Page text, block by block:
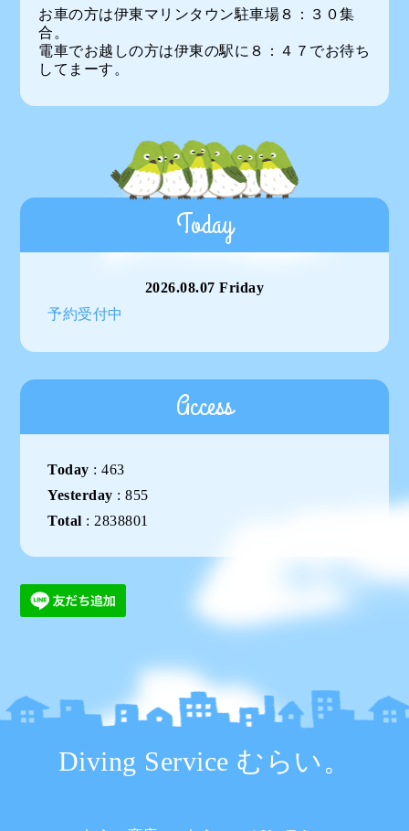
お車の方は伊東マリンタウン駐車場８：３０集
合。
電車でお越しの方は伊東の駅に８：４７でお待ち
してまーす。
Today
2026.08.07 Friday
予約受付中
Access
Today :463
Yesterday :855
Total : 2838801
Diving Service むらい。